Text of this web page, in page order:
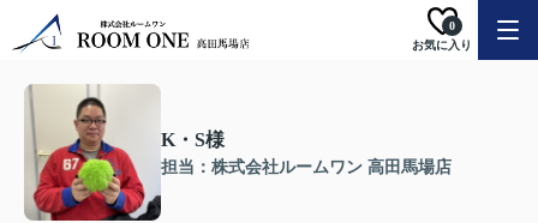
お気に入り
0
K・S様
担当：株式会社ルームワン 高田馬場店